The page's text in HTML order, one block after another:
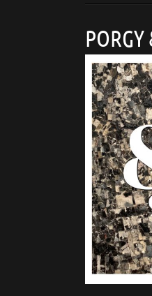
PORGY